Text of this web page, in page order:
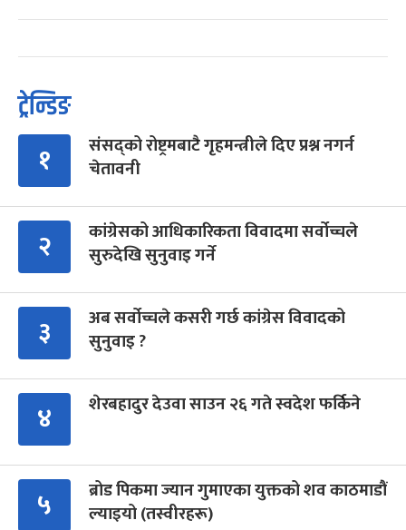
ट्रेन्डिङ
१
संसद्को रोष्ट्रमबाटै गृहमन्त्रीले दिए प्रश्न नगर्न
चेतावनी
२
कांग्रेसको आधिकारिकता विवादमा सर्वोच्चले
सुरुदेखि सुनुवाइ गर्ने
३
अब सर्वोच्चले कसरी गर्छ कांग्रेस विवादको
सुनुवाइ ?
४ शेरबहादुर देउवा साउन २६ गते स्वदेश फर्किने
५
ब्रोड पिकमा ज्यान गुमाएका युक्तको शव काठमाडौं
ल्याइयो (तस्वीरहरू)